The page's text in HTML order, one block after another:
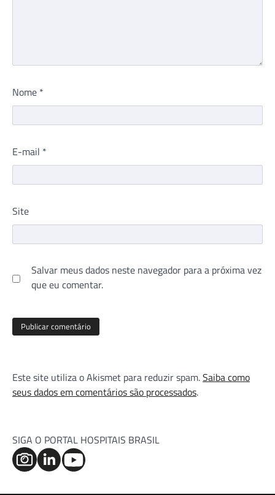
Nome *
E-mail *
Site
Salvar meus dados neste navegador para a próxima vez
que eu comentar.
Este site utiliza o Akismet para reduzir spam.Saiba como
seus dados em comentários são processados.
SIGA O PORTAL HOSPITAIS BRASIL